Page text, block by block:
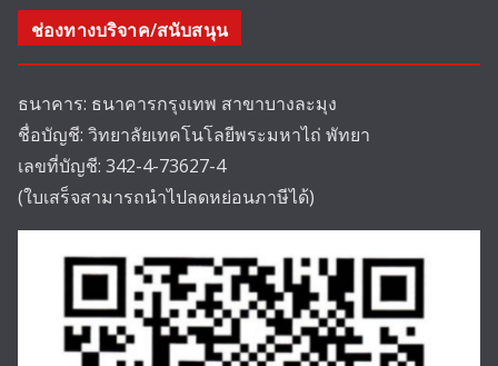
ช่องทางบริจาค/สนับสนุน
ธนาคาร: ธนาคารกรุงเทพ สาขาบางละมุง
ชื่อบัญชี: วิทยาลัยเทคโนโลยีพระมหาไถ่ พัทยา
เลขที่บัญชี: 342-4-73627-4
(ใบเสร็จสามารถนำไปลดหย่อนภาษีได้)